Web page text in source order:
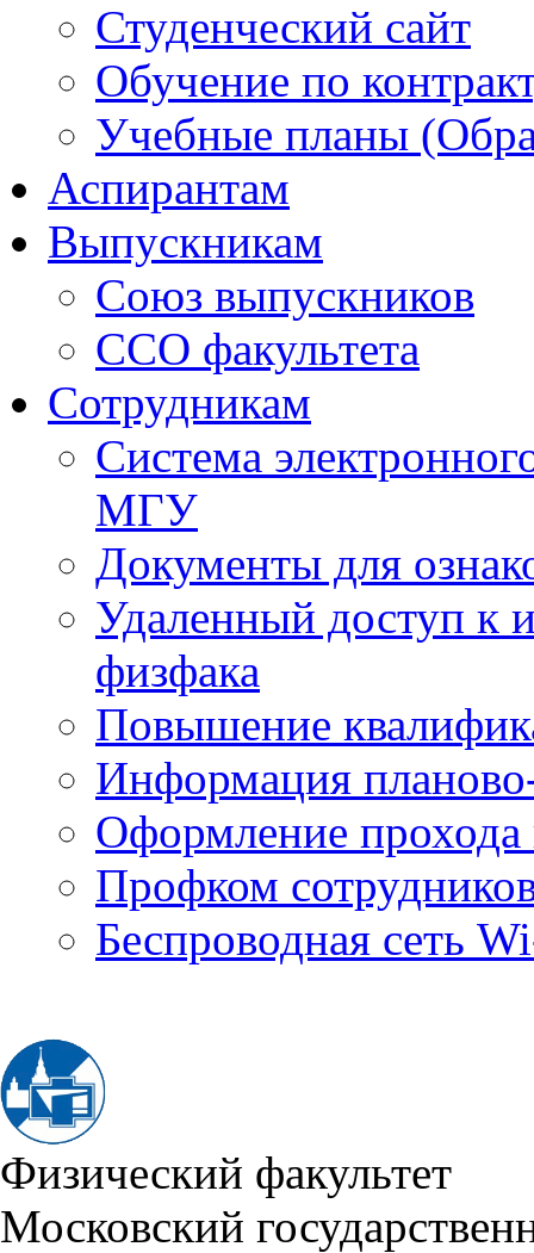
Студенческий сайт
Обучение по
Учебные планы
Аспирантам
Выпускникам
Союз выпускников
ССО факультета
Сотрудникам
Система
МГУ
Документы для
Удаленный доступ к
физфака
Повышение
Информация
Оформление прохода
Профком
Беспроводная сеть
Физический факультет
Московский